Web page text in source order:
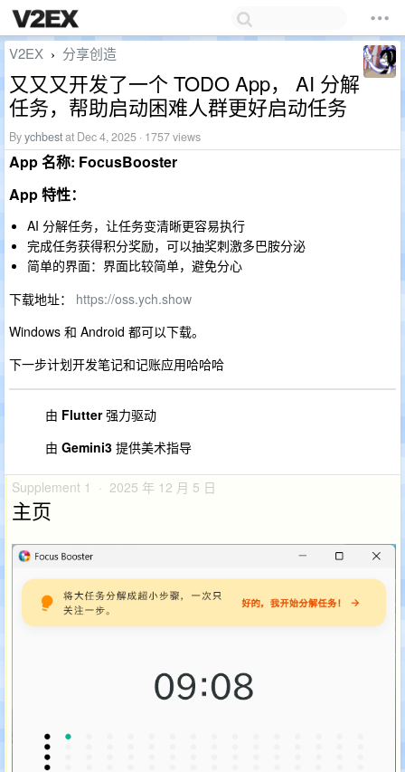
V2EX › 分享创造
又又又开发了一个 TODO App， AI 分解
任务，帮助启动困难人群更好启动任务
Byychbestat Dec 4, 2025 · 1757 views
App 名称: FocusBooster
App 特性：
AI 分解任务，让任务变清晰更容易执行
完成任务获得积分奖励，可以抽奖刺激多巴胺分泌
简单的界面：界面比较简单，避免分心
下载地址： https://oss.ych.show
Windows 和 Android 都可以下载。
下一步计划开发笔记和记账应用哈哈哈
由 Flutter强力驱动
由 Gemini3 提供美术指导
Supplement 1 · 2025 年 12 月 5 日
主页